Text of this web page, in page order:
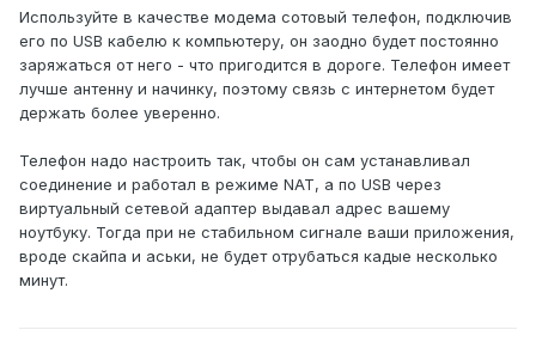
Используйте в качестве модема сотовый телефон, подключив
его по USB кабелю к компьютеру, он заодно будет постоянно
заряжаться от него - что пригодится в дороге. Телефон имеет
лучше антенну и начинку, поэтому связь с интернетом будет
держать более уверенно.
Телефон надо настроить так, чтобы он сам устанавливал
соединение и работал в режиме NAT, а по USB через
виртуальный сетевой адаптер выдавал адрес вашему
ноутбуку. Тогда при не стабильном сигнале ваши приложения,
вроде скайпа и аськи, не будет отрубаться кадые несколько
минут.